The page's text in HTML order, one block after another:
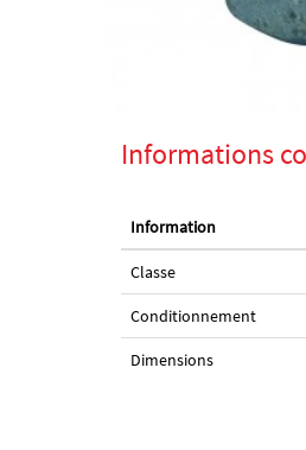
Informations
Information
Classe
Conditionnement
Dimensions